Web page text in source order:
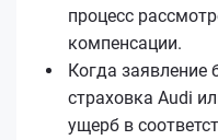
процесс
компенсации.
Когда заявление
страховка Audi
ущерб в